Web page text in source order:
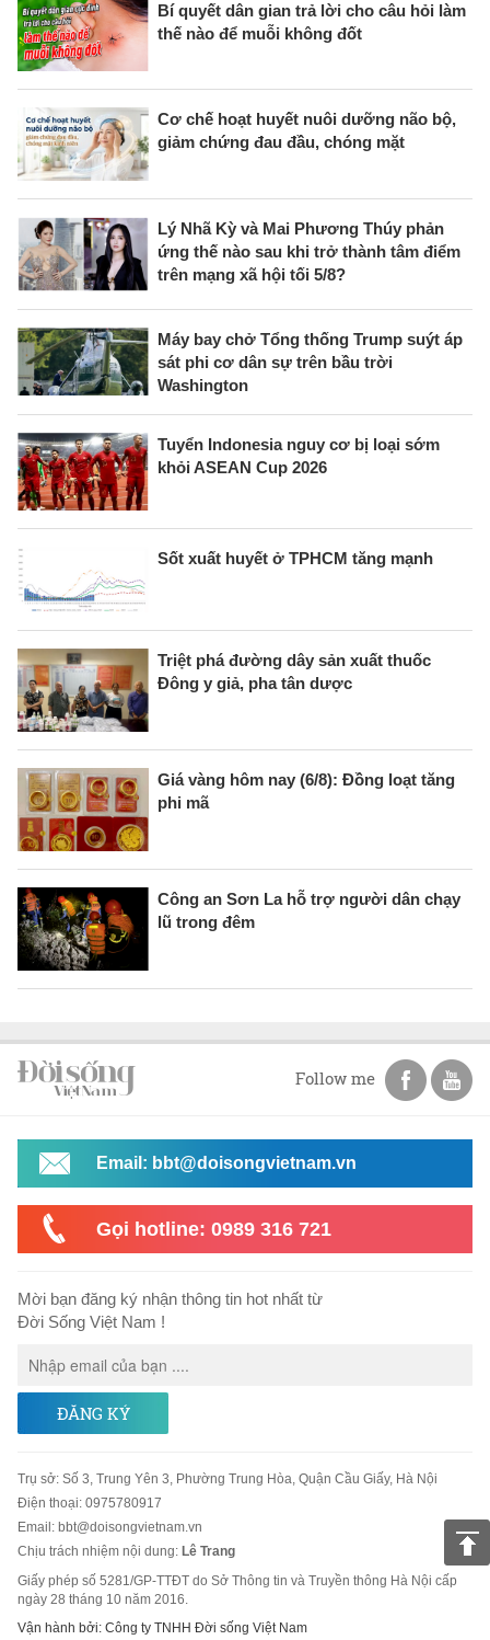
Bí quyết dân gian trả lời cho câu hỏi làm
thế nào để muỗi không đốt
Cơ chế hoạt huyết nuôi dưỡng não bộ,
giảm chứng đau đầu, chóng mặt
Lý Nhã Kỳ và Mai Phương Thúy phản
ứng thế nào sau khi trở thành tâm điểm
trên mạng xã hội tối 5/8?
Máy bay chở Tổng thống Trump suýt áp
sát phi cơ dân sự trên bầu trời
Washington
Tuyển Indonesia nguy cơ bị loại sớm
khỏi ASEAN Cup 2026
Sốt xuất huyết ở TPHCM tăng mạnh
Triệt phá đường dây sản xuất thuốc
Đông y giả, pha tân dược
Giá vàng hôm nay (6/8): Đồng loạt tăng
phi mã
Công an Sơn La hỗ trợ người dân chạy
lũ trong đêm
Follow me
Email: bbt@doisongvietnam.vn
Gọi hotline: 0989 316 721
Mời bạn đăng ký nhận thông tin hot nhất từ
Đời Sống Việt Nam !
ĐĂNG KÝ
Trụ sở: Số 3, Trung Yên 3, Phường Trung Hòa, Quận Cầu Giấy, Hà Nội
Điện thoại: 0975780917
Email: bbt@doisongvietnam.vn
Chịu trách nhiệm nội dung: Lê Trang
Giấy phép số 5281/GP-TTĐT do Sở Thông tin và Truyền thông Hà Nội cấp
ngày 28 tháng 10 năm 2016.
Vận hành bởi: Công ty TNHH Đời sống Việt Nam